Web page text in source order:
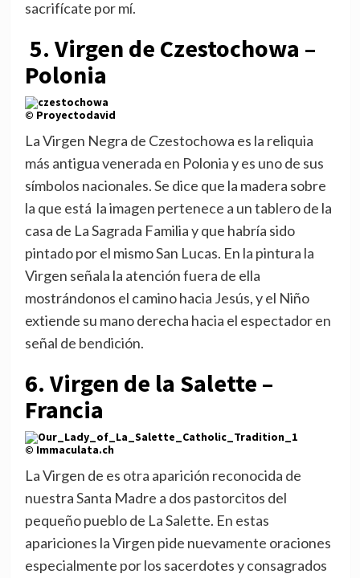
sacrifícate por mí.
5. Virgen de Czestochowa –
Polonia
© Proyectodavid
La Virgen Negra de Czestochowa es la reliquia
más antigua venerada en Polonia y es uno de sus
símbolos nacionales. Se dice que la madera sobre
la que está la imagen pertenece a un tablero de la
casa de La Sagrada Familia y que habría sido
pintado por el mismo San Lucas. En la pintura la
Virgen señala la atención fuera de ella
mostrándonos el camino hacia Jesús, y el Niño
extiende su mano derecha hacia el espectador en
señal de bendición.
6. Virgen de la Salette –
Francia
© Immaculata.ch
La Virgen de es otra aparición reconocida de
nuestra Santa Madre a dos pastorcitos del
pequeño pueblo de La Salette. En estas
apariciones la Virgen pide nuevamente oraciones
especialmente por los sacerdotes y consagrados